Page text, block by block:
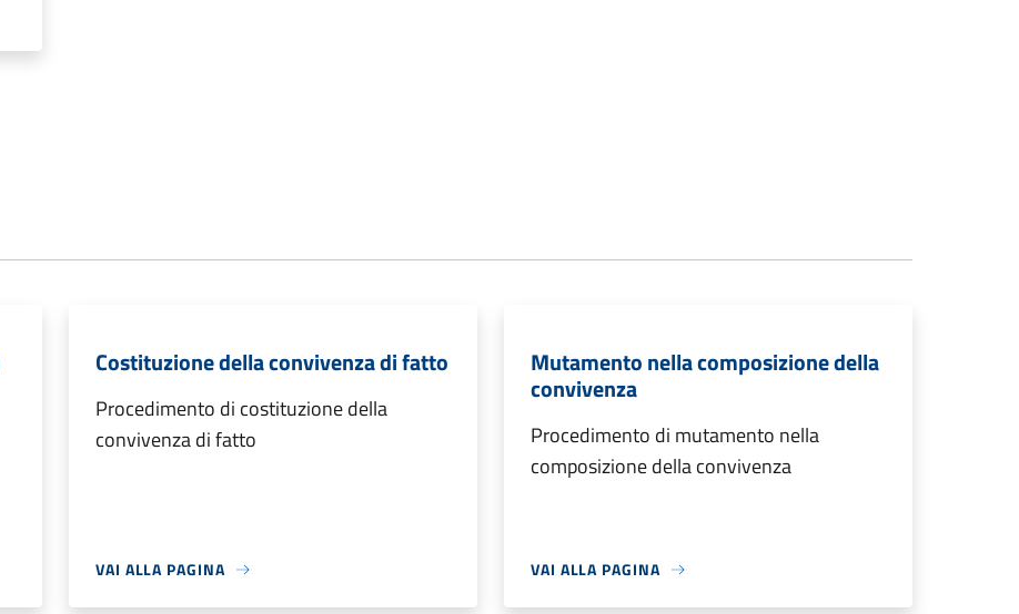
Costituzione della convivenza di fatto
Procedimento di costituzione della
convivenza di fatto
VAI ALLA PAGINA
Mutamento nella composizione della
convivenza
Procedimento di mutamento nella
composizione della convivenza
VAI ALLA PAGINA